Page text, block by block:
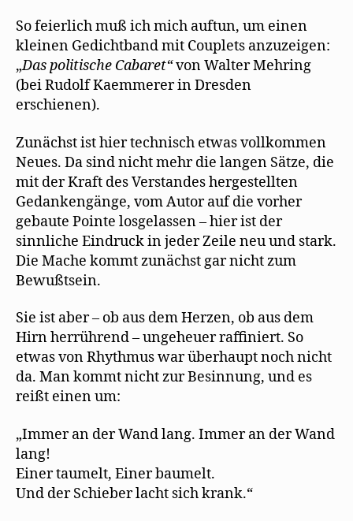
So feierlich muß ich mich auftun, um einen
kleinen Gedichtband mit Couplets anzuzeigen:
„Daspolitische Cabaret“von Walter Mehring
(bei Rudolf Kaemmerer in Dresden
erschienen).
Zunächst ist hier technisch etwas vollkommen
Neues. Da sind nicht mehr die langen Sätze, die
mit der Kraft des Verstandes hergestellten
Gedankengänge, vom Autor auf die vorher
gebaute Pointe losgelassen – hier ist der
sinnliche Eindruck in jeder Zeile neu und stark.
Die Mache kommt zunächst gar nicht zum
Bewußtsein.
Sie ist aber – ob aus dem Herzen, ob aus dem
Hirn herrührend – ungeheuer raffiniert. So
etwas von Rhythmus war überhaupt noch nicht
da. Man kommt nicht zur Besinnung, und es
reißt einen um:
„Immer an der Wand lang. Immer an der Wand
lang!
Einer taumelt, Einer baumelt.
Und der Schieber lacht sich krank.“